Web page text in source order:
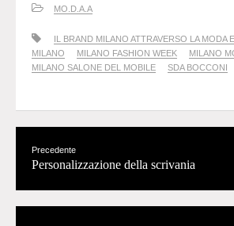
MO.D.A.A
IL BRAND MILANO ATTRAVERSO LA MODA
MILANO
MILANO FASHION WEEK
MILANO
MILANO SALONE DEL MOBILE
SDA BOCCONI
Precedente
Personalizzazione della scrivania